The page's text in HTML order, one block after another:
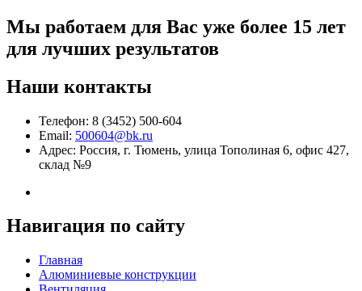
Мы работаем для Вас уже более 15 лет
для лучших результатов
Наши контакты
Телефон: 8 (3452) 500-604
Email: 500604@bk.ru
Адрес: Россия, г. Тюмень, улица Тополиная 6, офис 427,
склад №9
Навигация по сайту
Главная
Алюминиевые конструкции